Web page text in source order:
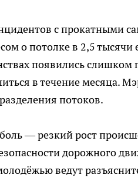
с прокатными
о потолке в 2,5
появились слишком
в течение месяца.
потоков.
— резкий рост
дорожного
ведут